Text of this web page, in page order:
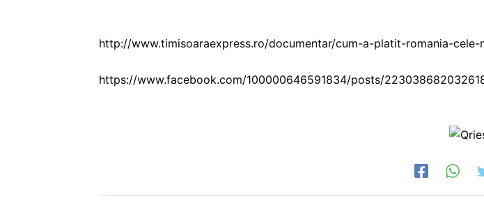
http://www.timisoaraexpress.ro/documentar/cum-a-platit-romania-
https://www.facebook.com/100000646591834/posts/